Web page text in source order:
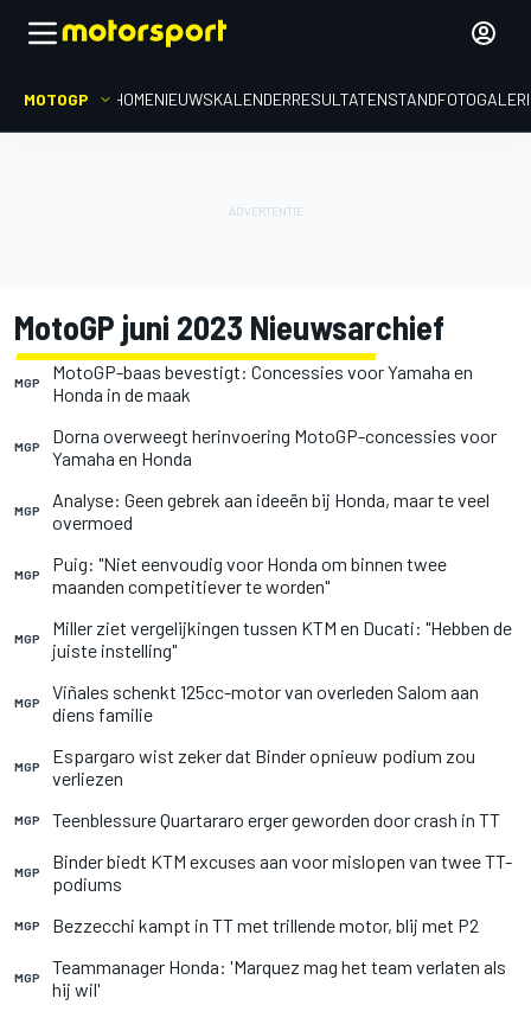
MOTOGP HOMENIEUWSKALENDERRESULTATENSTAND
MotoGP juni 2023 Nieuwsarchief
MGP
MotoGP-baas bevestigt: Concessies voor Yamaha en
Honda in de maak
MGP
Dorna overweegt herinvoering MotoGP-concessies voor
Yamaha en Honda
MGP
Analyse: Geen gebrek aan ideeën bij Honda, maar te veel
overmoed
MGP
Puig: "Niet eenvoudig voor Honda om binnen twee
maanden competitiever te worden"
MGP
Miller ziet vergelijkingen tussen KTM en Ducati: "Hebben de
juiste instelling"
MGP
Viñales schenkt 125cc-motor van overleden Salom aan
diens familie
MGP
Espargaro wist zeker dat Binder opnieuw podium zou
verliezen
MGP Teenblessure Quartararo erger geworden door crash in TT
MGP
Binder biedt KTM excuses aan voor mislopen van twee TT-
podiums
MGP Bezzecchi kampt in TT met trillende motor, blij met P2
MGP
Teammanager Honda: 'Marquez mag het team verlaten als
hij wil'